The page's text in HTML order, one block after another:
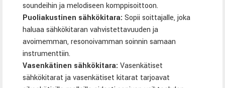
soundeihin ja melodiseen komppisoittoon.
Puoliakustinen sähkökitara: Sopii soittajalle, joka
haluaa sähkökitaran vahvistettavuuden ja
avoimemman, resonoivamman soinnin samaan
instrumenttiin.
Vasenkätinen sähkökitara: Vasenkätiset
sähkökitarat ja vasenkätiset kitarat tarjoavat